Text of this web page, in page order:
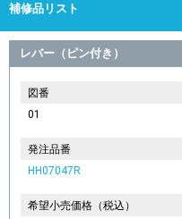
補修品リスト
レバー（ピン付き）
図番
01
発注品番
HH07047R
希望小売価格（税込）